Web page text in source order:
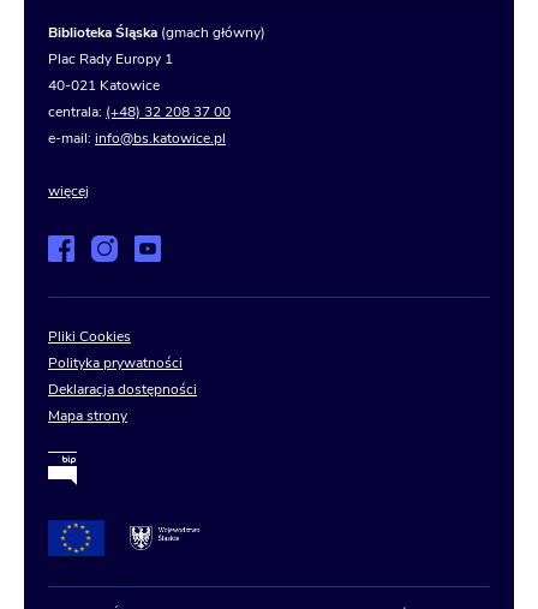
Biblioteka Śląska (gmach główny)
Plac Rady Europy 1
40-021 Katowice
centrala: (+48) 32 208 37 00
e-mail: info@bs.katowice.pl
więcej
Pliki Cookies
Polityka prywatności
Deklaracja dostępności
Mapa strony